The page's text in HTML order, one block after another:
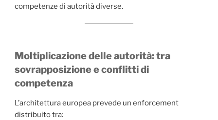
competenze di autorità diverse.
Moltiplicazione delle autorità: tra
sovrapposizione e conflitti di
competenza
L’architettura europea prevede un enforcement
distribuito tra: